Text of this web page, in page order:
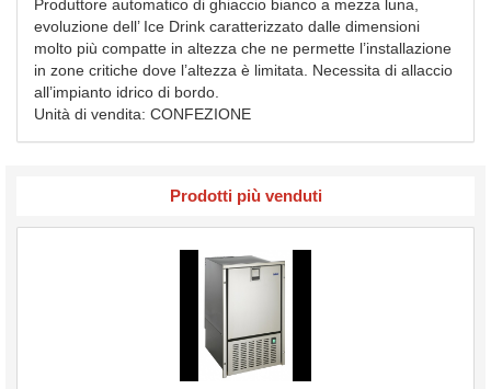
Produttore automatico di ghiaccio bianco a mezza luna,
evoluzione dell’ Ice Drink caratterizzato dalle dimensioni
molto più compatte in altezza che ne permette l’installazione
in zone critiche dove l’altezza è limitata. Necessita di allaccio
all’impianto idrico di bordo.
Unità di vendita: CONFEZIONE
Prodotti più venduti